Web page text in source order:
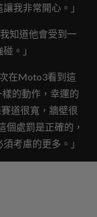
我非常開心。」
知道他會受到一
。」
在Moto3看到這
的動作，幸運的
道很寬，牆壁很
個處罰是正確的，
考慮的更多。」